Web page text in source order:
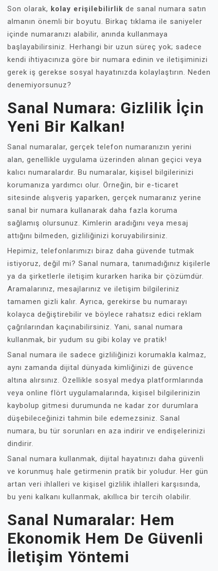
Son olarak, kolay erişilebilirlik de sanal numara satın
almanın önemli bir boyutu. Birkaç tıklama ile saniyeler
içinde numaranızı alabilir, anında kullanmaya
başlayabilirsiniz. Herhangi bir uzun süreç yok; sadece
kendi ihtiyacınıza göre bir numara edinin ve iletişiminizi
gerek iş gerekse sosyal hayatınızda kolaylaştırın. Neden
denemiyorsunuz?
Sanal Numara: Gizlilik İçin
Yeni Bir Kalkan!
Sanal numaralar, gerçek telefon numaranızın yerini
alan, genellikle uygulama üzerinden alınan geçici veya
kalıcı numaralardır. Bu numaralar, kişisel bilgilerinizi
korumanıza yardımcı olur. Örneğin, bir e-ticaret
sitesinde alışveriş yaparken, gerçek numaranız yerine
sanal bir numara kullanarak daha fazla koruma
sağlamış olursunuz. Kimlerin aradığını veya mesaj
attığını bilmeden, gizliliğinizi koruyabilirsiniz.
Hepimiz, telefonlarımızı biraz daha güvende tutmak
istiyoruz, değil mi? Sanal numara, tanımadığınız kişilerle
ya da şirketlerle iletişim kurarken harika bir çözümdür.
Aramalarınız, mesajlarınız ve iletişim bilgileriniz
tamamen gizli kalır. Ayrıca, gerekirse bu numarayı
kolayca değiştirebilir ve böylece rahatsız edici reklam
çağrılarından kaçınabilirsiniz. Yani, sanal numara
kullanmak, bir yudum su gibi kolay ve pratik!
Sanal numara ile sadece gizliliğinizi korumakla kalmaz,
aynı zamanda dijital dünyada kimliğinizi de güvence
altına alırsınız. Özellikle sosyal medya platformlarında
veya online flört uygulamalarında, kişisel bilgilerinizin
kaybolup gitmesi durumunda ne kadar zor durumlara
düşebileceğinizi tahmin bile edemezsiniz. Sanal
numara, bu tür sorunları en aza indirir ve endişelerinizi
dindirir.
Sanal numara kullanmak, dijital hayatınızı daha güvenli
ve korunmuş hale getirmenin pratik bir yoludur. Her gün
artan veri ihlalleri ve kişisel gizlilik ihlalleri karşısında,
bu yeni kalkanı kullanmak, akıllıca bir tercih olabilir.
Sanal Numaralar: Hem
Ekonomik Hem De Güvenli
İletişim Yöntemi